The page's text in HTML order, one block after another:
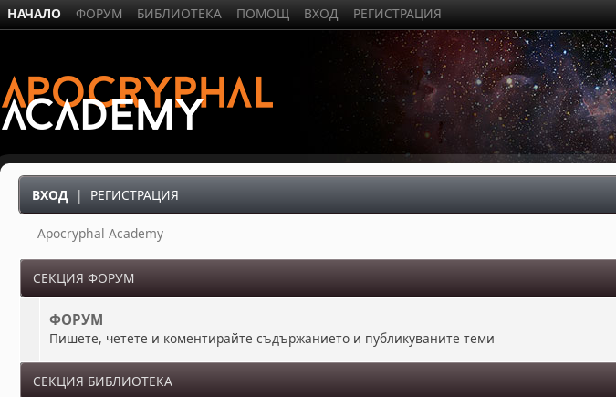
НАЧАЛО ФОРУМ БИБЛИОТЕКА ПОМОЩ ВХОД РЕГИСТРАЦИЯ
ВХОД | РЕГИСТРАЦИЯ
Apocryphal Academy
СЕКЦИЯ ФОРУМ
ФОРУМ
Пишете, четете и коментирайте съдържанието и публикуваните теми
СЕКЦИЯ БИБЛИОТЕКА